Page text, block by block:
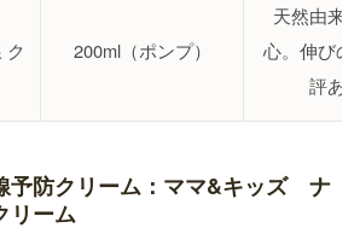
ク
200ml（ポンプ）
天然由来
心。伸びの
評あ
予防クリーム：ママ&キッズ ナ
リーム